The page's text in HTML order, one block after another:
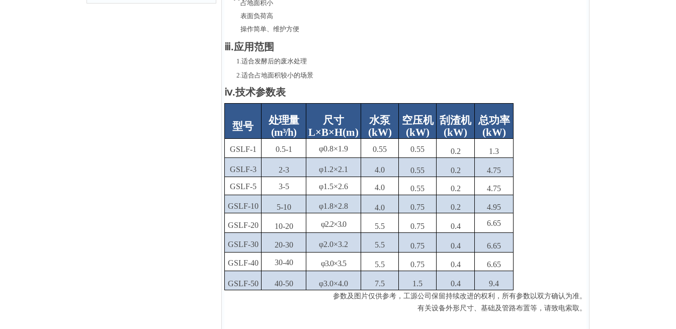
占地面积小
表面负荷高
操作简单、维护方便
ⅲ.应用范围
1.适合发酵后的废水处理
2.适合占地面积较小的场景
ⅳ.技术参数表
型号 处理量
(m³/h)
尺寸
L×B×H(m)
水泵
(kW)
空压机
(kW)
刮渣机
(kW)
总功率
(kW)
GSLF-1 0.5-1 φ0.8×1.9 0.55 0.55 0.2 1.3
GSLF-3 2-3 φ1.2×2.1 4.0 0.55 0.2
4.75
GSLF-5
3-5 φ1.5×2.6 4.0 0.55 0.2 4.75
GSLF-10 5-10 φ1.8×2.8 4.0 0.75 0.2 4.95
GSLF-20 10-20 φ2.2×3.0 5.5 0.75 0.4 6.65
GSLF-30 20-30 φ2.0×3.2 5.5 0.75 0.4
6.65
GSLF-40
30-40 φ3.0×3.5 5.5 0.75 0.4 6.65
GSLF-50 40-50 φ3.0×4.0 7.5 1.5 0.4 9.4
参数及图片仅供参考 ， 工源公司保留持续改进的权利 ， 所有参数以双方确认为准。
有关设备外形尺寸、基础及管路布置等，请致电索取。